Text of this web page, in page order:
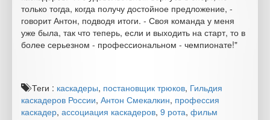
только тогда, когда получу достойное предложение, -
говорит Антон, подводя итоги. - Своя команда у меня
уже была, так что теперь, если и выходить на старт, то в
более серьезном - профессиональном - чемпионате!"
Теги : каскадеры, постановщик трюков, Гильдия
каскадеров России, Антон Смекалкин, профессия
каскадер, ассоциация каскадеров, 9 рота, фильм